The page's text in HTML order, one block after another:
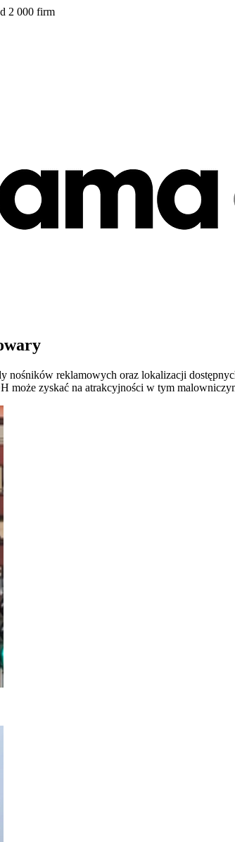
2 000 firm
nośników reklamowych oraz lokalizacji
może zyskać na atrakcyjności w tym